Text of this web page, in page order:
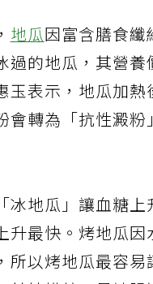
地瓜因富含膳食
過的地瓜，其營
玉表示，地瓜加
會轉為「抗性澱
冰地瓜」讓血糖
升最快。烤地瓜
所以烤地瓜最容